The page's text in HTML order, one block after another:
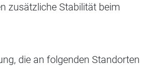
zusätzliche Stabilität beim
die an folgenden Standorten